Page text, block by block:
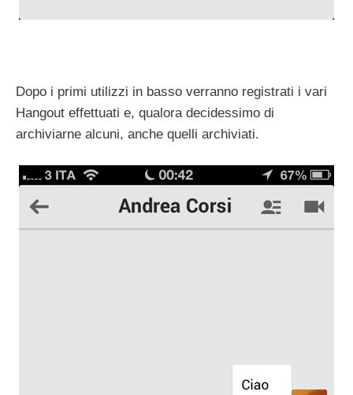
Dopo i primi utilizzi in basso verranno registrati i vari
Hangout effettuati e, qualora decidessimo di
archiviarne alcuni, anche quelli archiviati.